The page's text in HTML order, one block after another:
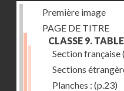
Première image
PAGE DE TITRE
CLASSE 9.
Section française
Sections
Planches : (p.23)